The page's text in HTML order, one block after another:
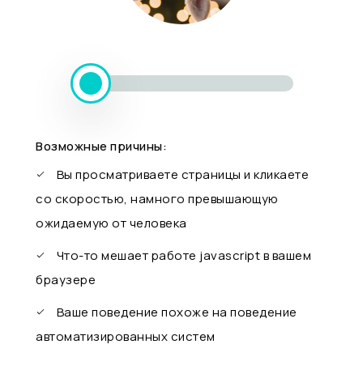
Возможные причины:
Вы просматриваете страницы и кликаете
со скоростью, намного превышающую
ожидаемую от человека
Что-то мешает работе javascript в вашем
браузере
Ваше поведение похоже на поведение
автоматизированных систем